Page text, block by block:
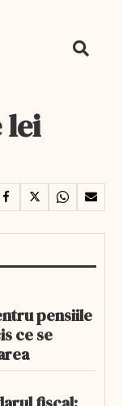
lei
pensiile
ce se